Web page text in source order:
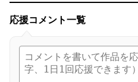
応援コメント一覧